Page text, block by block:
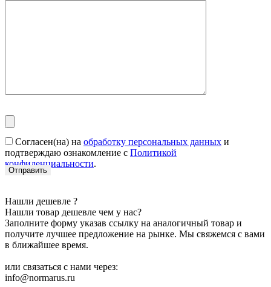
Согласен(на) на обработку персональных данных и
подтверждаю ознакомление с Политикой
конфиденциальности.
Нашли дешевле ?
Нашли товар дешевле чем у нас?
Заполните форму указав ссылку на аналогичный товар и
получите лучшее предложение на рынке. Мы свяжемся с вами
в ближайшее время.
или связаться с нами через:
info@normarus.ru